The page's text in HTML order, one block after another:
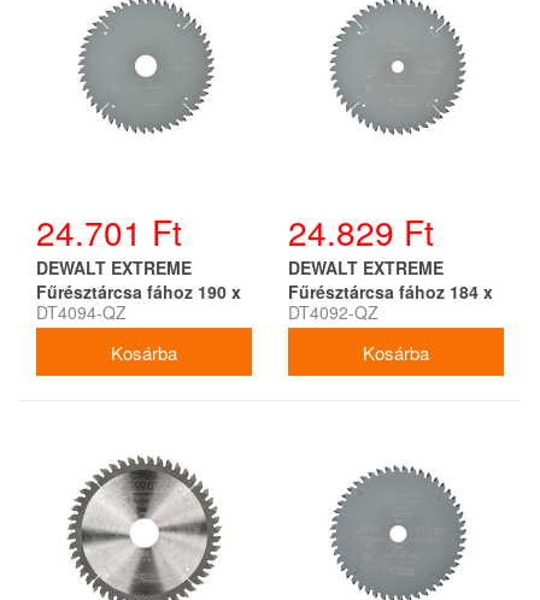
24.701 Ft
DEWALT EXTREME
Fűrésztárcsa fához 190 x
30 x 2,6 mm / 48T
DT4094-QZ
24.829 Ft
DEWALT EXTREME
Fűrésztárcsa fához 184 x
16 x 2,6 mm / 48T
DT4092-QZ